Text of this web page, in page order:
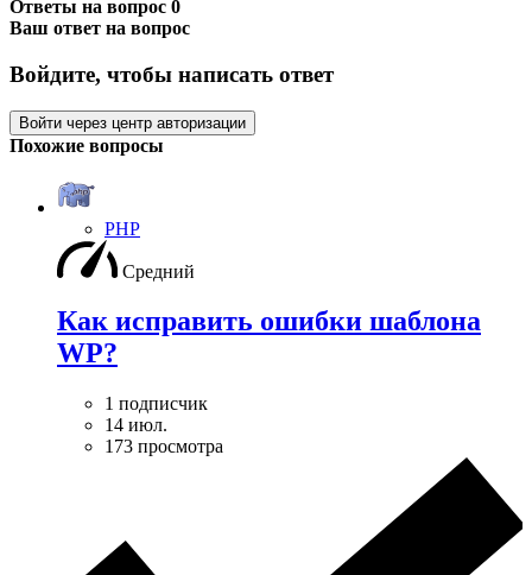
Ответы на вопрос 0
Ваш ответ на вопрос
Войдите, чтобы написать ответ
Войти через центр авторизации
Похожие вопросы
PHP
Средний
Как исправить ошибки шаблона
WP?
1 подписчик
14 июл.
173 просмотра